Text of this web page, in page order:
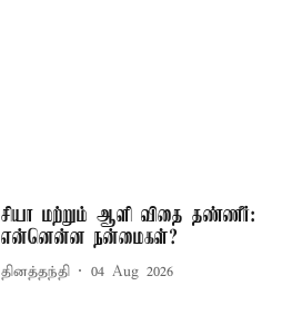
சியா மற்றும் ஆளி விதை தண்ணீர்:
என்னென்ன நன்மைகள்?
தினத்தந்தி 04 Aug 2026